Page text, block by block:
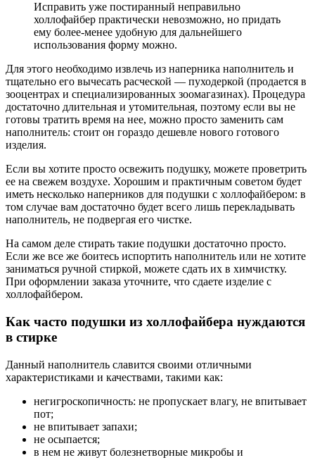
Исправить уже постиранный неправильно
холлофайбер практически невозможно, но придать
ему более-менее удобную для дальнейшего
использования форму можно.
Для этого необходимо извлечь из наперника наполнитель и
тщательно его вычесать расческой — пуходеркой (продается в
зооцентрах и специализированных зоомагазинах). Процедура
достаточно длительная и утомительная, поэтому если вы не
готовы тратить время на нее, можно просто заменить сам
наполнитель: стоит он гораздо дешевле нового готового
изделия.
Если вы хотите просто освежить подушку, можете проветрить
ее на свежем воздухе. Хорошим и практичным советом будет
иметь несколько наперников для подушки с холлофайбером: в
том случае вам достаточно будет всего лишь перекладывать
наполнитель, не подвергая его чистке.
На самом деле стирать такие подушки достаточно просто.
Если же все же боитесь испортить наполнитель или не хотите
заниматься ручной стиркой, можете сдать их в химчистку.
При оформлении заказа уточните, что сдаете изделие с
холлофайбером.
Как часто подушки из холлофайбера нуждаются
в стирке
Данный наполнитель славится своими отличными
характеристиками и качествами, такими как:
негигроскопичность: не пропускает влагу, не впитывает
пот;
не впитывает запахи;
не осыпается;
в нем не живут болезнетворные микробы и